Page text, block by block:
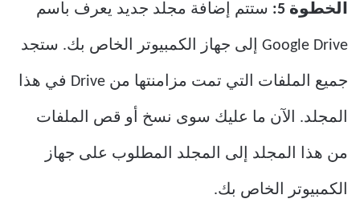
الخطوة 5: ستتم إضافة مجلد جديد يعرف باسم
Google Drive إلى جهاز الكمبيوتر الخاص بك. ستجد
جميع الملفات التي تمت مزامنتها من Drive في هذا
المجلد. الآن ما عليك سوى نسخ أو قص الملفات
من هذا المجلد إلى المجلد المطلوب على جهاز
الكمبيوتر الخاص بك.